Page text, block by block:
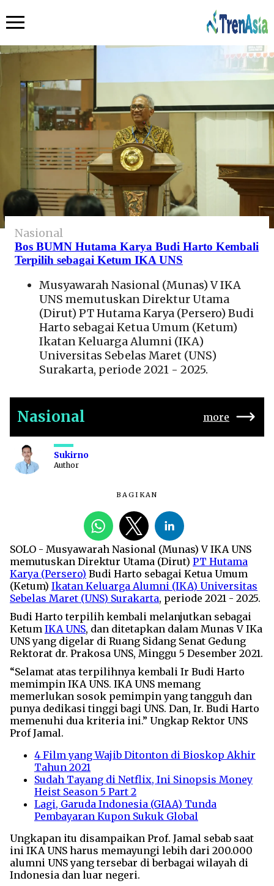
Nasional
Bos BUMN Hutama Karya Budi Harto Kembali
Terpilih sebagai Ketum IKA UNS
Musyawarah Nasional (Munas) V IKA
UNS memutuskan Direktur Utama
(Dirut) PT Hutama Karya (Persero) Budi
Harto sebagai Ketua Umum (Ketum)
Ikatan Keluarga Alumni (IKA)
Universitas Sebelas Maret (UNS)
Surakarta, periode 2021 - 2025.
Nasional more
Sukirno
Author
BAGIKAN
SOLO - Musyawarah Nasional (Munas) V IKA UNS
memutuskan Direktur Utama (Dirut) PT Hutama
Karya (Persero) Budi Harto sebagai Ketua Umum
(Ketum) Ikatan Keluarga Alumni (IKA) Universitas
Sebelas Maret (UNS) Surakarta, periode 2021 - 2025.
Budi Harto terpilih kembali melanjutkan sebagai
Ketum IKA UNS, dan ditetapkan dalam Munas V IKa
UNS yang digelar di Ruang Sidang Senat Gedung
Rektorat dr. Prakosa UNS, Minggu 5 Desember 2021.
“Selamat atas terpilihnya kembali Ir Budi Harto
memimpin IKA UNS. IKA UNS memang
memerlukan sosok pemimpin yang tangguh dan
punya dedikasi tinggi bagi UNS. Dan, Ir. Budi Harto
memenuhi dua kriteria ini.” Ungkap Rektor UNS
Prof Jamal.
4 Film yang Wajib Ditonton di Bioskop Akhir
Tahun 2021
Sudah Tayang di Netflix, Ini Sinopsis Money
Heist Season 5 Part 2
Lagi, Garuda Indonesia (GIAA) Tunda
Pembayaran Kupon Sukuk Global
Ungkapan itu disampaikan Prof. Jamal sebab saat
ini IKA UNS harus memayungi lebih dari 200.000
alumni UNS yang tersebar di berbagai wilayah di
Indonesia dan luar negeri.